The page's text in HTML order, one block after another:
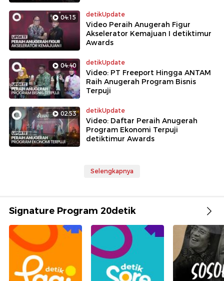
04:15 detikUpdate
Video Peraih Anugerah Figur
Akselerator Kemajuan I detiktimur
Awards
04:40 detikUpdate
Video: PT Freeport Hingga ANTAM
Raih Anugerah Program Bisnis
Terpuji
02:53 detikUpdate
Video: Daftar Peraih Anugerah
Program Ekonomi Terpuji
detiktimur Awards
Selengkapnya
Signature Program 20detik